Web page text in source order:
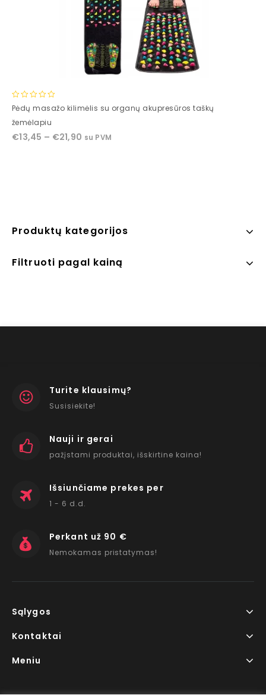
0
of
5
Pėdų masažo kilimėlis su organų akupresūros taškų
žemėlapiu
€13,45 – €21,90 su PVM
Produktų kategorijos
Filtruoti pagal kainą
Turite klausimų?
Susisiekite!
Nauji ir gerai
pažįstami produktai, išskirtine kaina!
Išsiunčiame prekes per
1 - 6 d.d.
Perkant už 90 €
Nemokamas pristatymas!
Sąlygos
Kontaktai
Meniu